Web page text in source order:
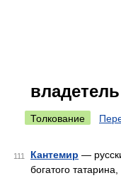
владетель
Толкование
111 Кантемир —
богатого